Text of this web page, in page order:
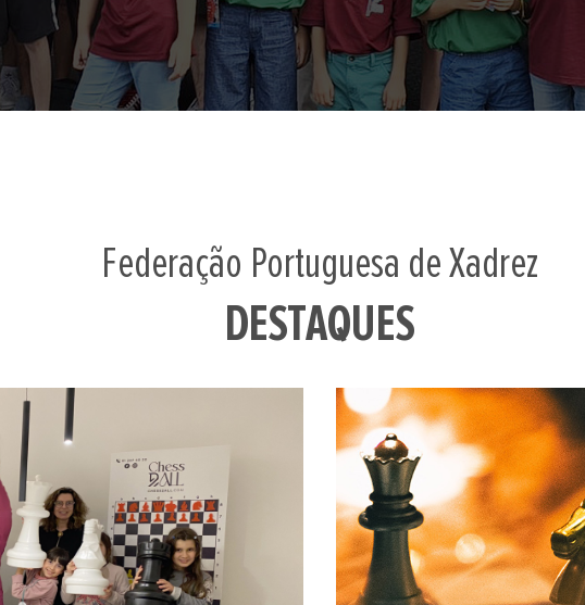
Federação Portuguesa de Xadrez
DESTAQUES